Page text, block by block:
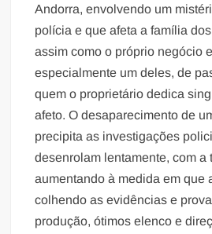
Andorra, envolvendo um
polícia e que afeta a família
assim como o próprio negócio
especialmente um deles, de
quem o proprietário dedica
afeto. O desaparecimento de
precipita as investigações
desenrolam lentamente, com a
aumentando à medida em que
colhendo as evidências e
produção, ótimos elenco e